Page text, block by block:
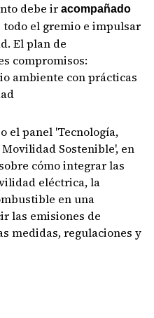
debe ir acompañado
todo el gremio e impulsar
El plan de
compromisos:
ambiente con prácticas
el panel 'Tecnología,
Sostenible', en
cómo integrar las
eléctrica, la
en una
las emisiones de
medidas, regulaciones y